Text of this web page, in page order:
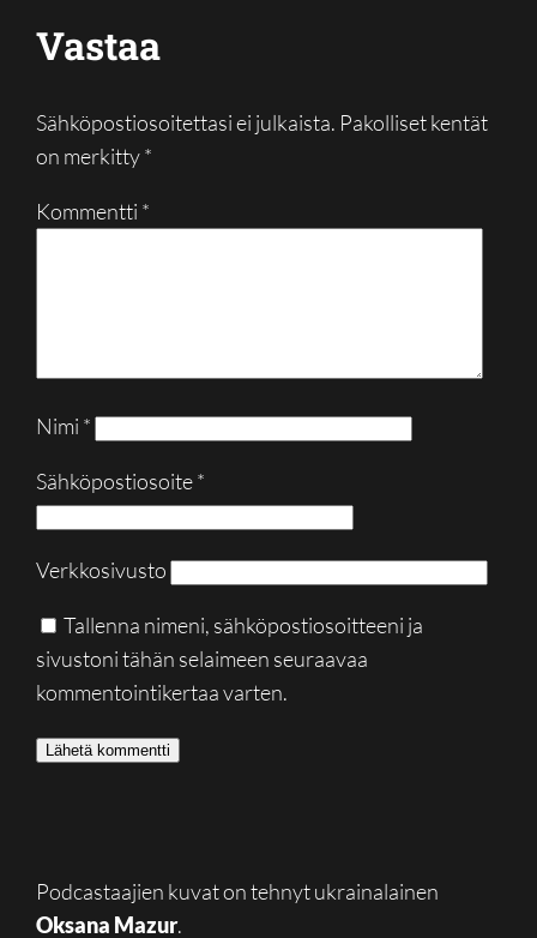
Vastaa
Sähköpostiosoitettasi ei julkaista. Pakolliset kentät
on merkitty*
Kommentti *
Nimi *
Sähköpostiosoite*
Verkkosivusto
Tallenna nimeni, sähköpostiosoitteeni ja
sivustoni tähän selaimeen seuraavaa
kommentointikertaa varten.
Podcastaajien kuvat on tehnyt ukrainalainen
Oksana Mazur.